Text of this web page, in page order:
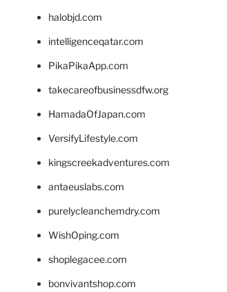
halobjd.com
intelligenceqatar.com
PikaPikaApp.com
takecareofbusinessdfw.org
HamadaOfJapan.com
VersifyLifestyle.com
kingscreekadventures.com
antaeuslabs.com
purelycleanchemdry.com
WishOping.com
shoplegacee.com
bonvivantshop.com